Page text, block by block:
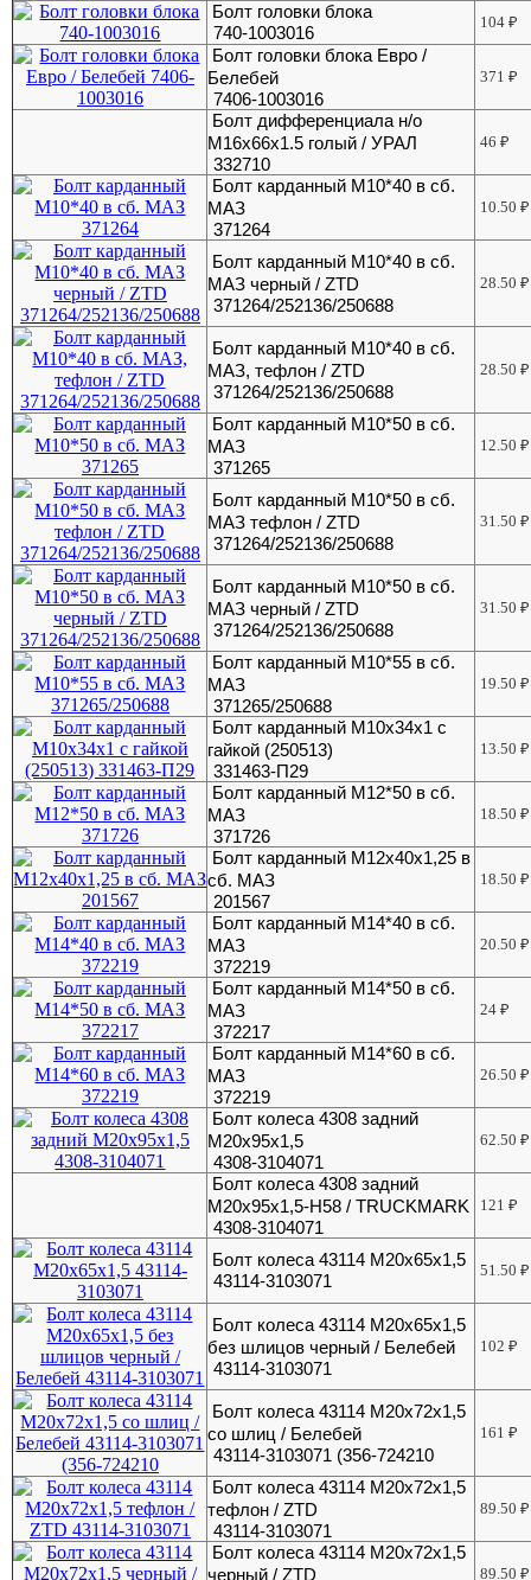
Болт головки блока
740-1003016
104₽
Болт головки блока Евро /
Белебей
7406-1003016
371₽
Болт дифференциала н/о
М16х66х1.5 голый / УРАЛ
332710
46₽
Болт карданный М10*40 в сб.
МАЗ
371264
10.50₽
Болт карданный М10*40 в сб.
МАЗ черный / ZTD
371264/252136/250688
28.50₽
Болт карданный М10*40 в сб.
МАЗ, тефлон / ZTD
371264/252136/250688
28.50₽
Болт карданный М10*50 в сб.
МАЗ
371265
12.50₽
Болт карданный М10*50 в сб.
МАЗ тефлон / ZTD
371264/252136/250688
31.50₽
Болт карданный М10*50 в сб.
МАЗ черный / ZTD
371264/252136/250688
31.50₽
Болт карданный М10*55 в сб.
МАЗ
371265/250688
19.50₽
Болт карданный М10х34х1 с
гайкой (250513)
331463-П29
13.50₽
Болт карданный М12*50 в сб.
МАЗ
371726
18.50₽
Болт карданный М12х40х1,25 в
сб. МАЗ
201567
18.50₽
Болт карданный М14*40 в сб.
МАЗ
372219
20.50₽
Болт карданный М14*50 в сб.
МАЗ
372217
24₽
Болт карданный М14*60 в сб.
МАЗ
372219
26.50₽
Болт колеса 4308 задний
М20х95х1,5
4308-3104071
62.50₽
Болт колеса 4308 задний
М20х95х1,5-H58 / TRUCKMARK
4308-3104071
121₽
Болт колеса 43114 М20х65х1,5
43114-3103071
51.50₽
Болт колеса 43114 М20х65х1,5
без шлицов черный / Белебей
43114-3103071
102₽
Болт колеса 43114 М20х72х1,5
со шлиц / Белебей
43114-3103071 (356-724210
161₽
Болт колеса 43114 М20х72х1,5
тефлон / ZTD
43114-3103071
89.50₽
Болт колеса 43114 М20х72х1,5
черный / ZTD
89.50₽